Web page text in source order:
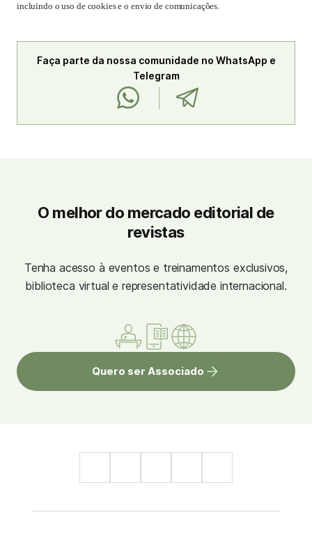
incluindo o uso de cookies e o envio de comunicações.
Faça parte da nossa comunidade no WhatsApp e
Telegram
O melhor do mercado editorial de
revistas
Tenha acesso à eventos e treinamentos exclusivos,
biblioteca virtual e representatividade internacional.
Quero ser Associado